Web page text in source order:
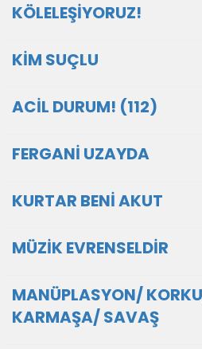
KÖLELEŞİYORUZ!
KİM SUÇLU
ACİL DURUM! (112)
FERGANİ UZAYDA
KURTAR BENİ AKUT
MÜZİK EVRENSELDİR
MANÜPLASYON/
KARMAŞA/ SAVAŞ